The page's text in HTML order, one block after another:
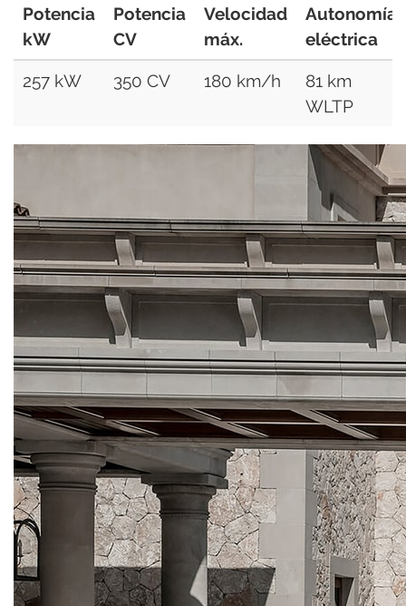
Potencia
kW
Potencia
CV
Velocidad
máx.
Autonomía
eléctrica
257 kW 350 CV 180 km/h
81 km
WLTP